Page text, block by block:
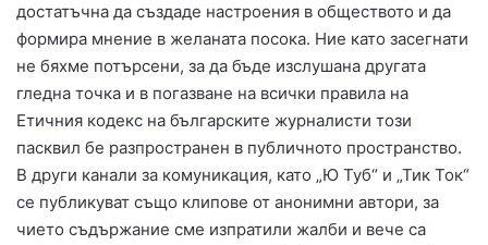
достатъчна да създаде настроения в обществото и да
формира мнение в желаната посока. Ние като засегнати
не бяхме потърсени, за да бъде изслушана другата
гледна точка и в погазване на всички правила на
Етичния кодекс на българските журналисти този
пасквил бе разпространен в публичното пространство.
В други канали за комуникация, като „Ю Туб“ и „Тик Ток“
се публикуват също клипове от анонимни автори, за
чието съдържание сме изпратили жалби и вече са